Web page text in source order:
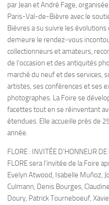
par Jean et André Fage,
Paris-Val-de-Bièvre avec le
Bièvres a su suivre les évolutions
demeure le rendez-vous
collectionneurs et amateurs,
de l’occasion et des antiquités
marché du neuf et des services,
artistes, ses conférences et ses
photographes. La Foire se
facettes tout en se réinventant
étendues. Elle accueille près de
année.
FLORE : INVITÉE D’HONNEUR
FLORE sera l’invitée de la Foire
Evelyn Atwood, Isabelle Muñoz,
Culmann, Denis Bourges, Claudine
Doury, Patrick Tourneboeuf,